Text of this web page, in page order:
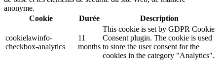
anonyme.
Cookie
Durée Description
cookielawinfo-
checkbox-analytics
11
months
This cookie is set by GDPR Cookie
Consent plugin. The cookie is used
to store the user consent for the
cookies in the category "Analytics".